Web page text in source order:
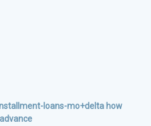
loans-mo+delta how